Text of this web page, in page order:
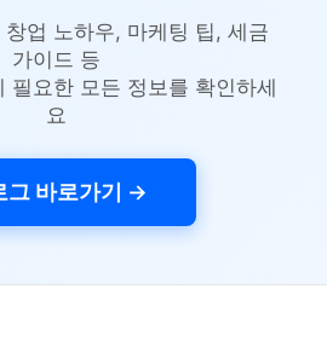
업 노하우, 마케팅 팁, 세금
가이드 등
필요한 모든 정보를 확인하세
요
그 바로가기 →